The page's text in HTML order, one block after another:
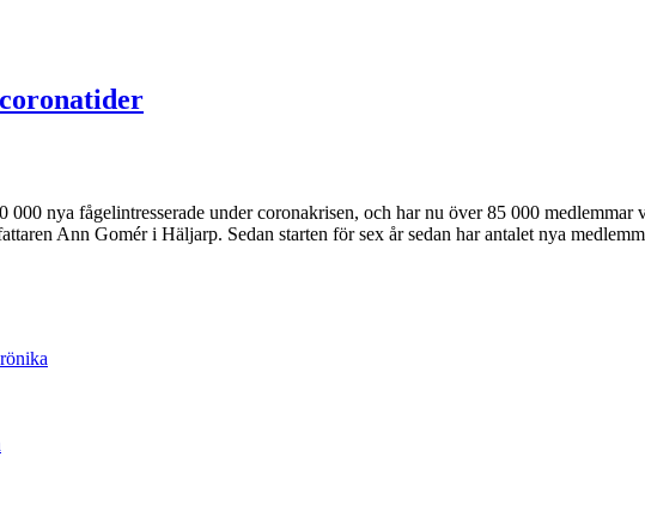
nya fågelintresserade under coronakrisen, och har nu över 85 000 medlemmar
Ann Gomér i Häljarp. Sedan starten för sex år sedan har antalet nya